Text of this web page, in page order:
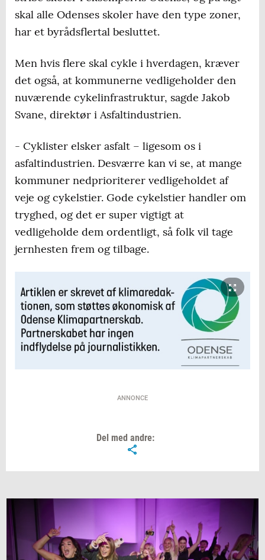
skal alle Odenses skoler have den type zoner,
har et byrådsflertal besluttet.
Men hvis flere skal cykle i hverdagen, kræver
det også, at kommunerne vedligeholder den
nuværende cykelinfrastruktur, sagde Jakob
Svane, direktør i Asfaltindustrien.
- Cyklister elsker asfalt – ligesom os i
asfaltindustrien. Desværre kan vi se, at mange
kommuner nedprioriterer vedligeholdet af
veje og cykelstier. Gode cykelstier handler om
tryghed, og det er super vigtigt at
vedligeholde dem ordentligt, så folk vil tage
jernhesten frem og tilbage.
ANNONCE
Del med andre: